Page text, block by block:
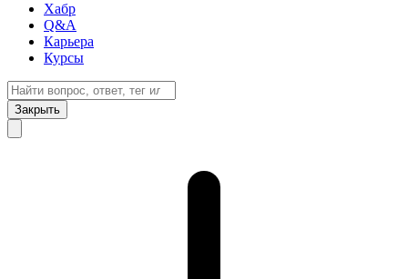
Хабр
Q&A
Карьера
Курсы
Закрыть